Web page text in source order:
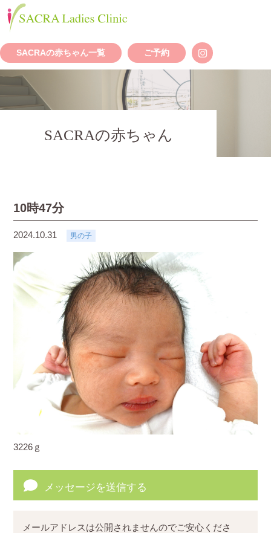
SACRAの赤ちゃん一覧 ご予約
SACRAの赤ちゃん
10時47分
2024.10.31 男の子
3226ｇ
メッセージを送信する
メールアドレスは公開されませんのでご安心くださ